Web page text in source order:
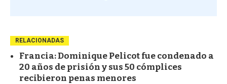
RELACIONADAS
Francia: Dominique Pelicot fue condenado a
20 años de prisión y sus 50 cómplices
recibieron penas menores